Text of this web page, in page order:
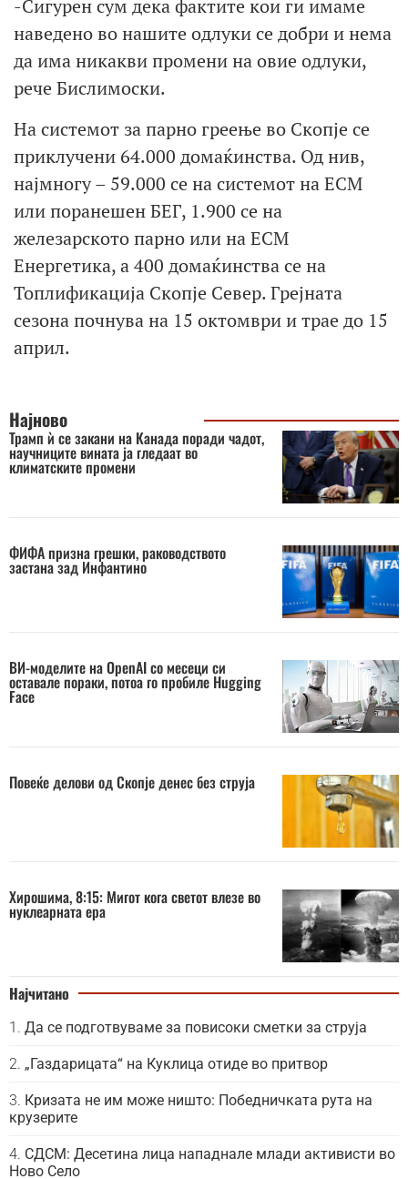
-Сигурен сум дека фактите кои ги имаме
наведено во нашите одлуки се добри и нема
да има никакви промени на овие одлуки,
рече Бислимоски.
На системот за парно греење во Скопје се
приклучени 64.000 домаќинства. Од нив,
најмногу – 59.000 се на системот на ЕСМ
или поранешен БЕГ, 1.900 се на
железарското парно или на ЕСМ
Енергетика, а 400 домаќинства се на
Топлификација Скопје Север. Грејната
сезона почнува на 15 октомври и трае до 15
април.
Најново
Трамп ѝ се закани на Канада поради чадот,
научниците вината ја гледаат во
климатските промени
ФИФА призна грешки, раководството
застана зад Инфантино
ВИ-моделите на OpenAI со месеци си
оставале пораки, потоа го пробиле Hugging
Face
Повеќе делови од Скопје денес без струја
Хирошима, 8:15: Мигот кога светот влезе во
нуклеарната ера
Најчитано
Да се подготвуваме за повисоки сметки за струја
„Газдарицата“ на Куклица отиде во притвор
Кризата не им може ништо: Победничката рута на
крузерите
СДСМ: Десетина лица нападнале млади активисти во
Ново Село